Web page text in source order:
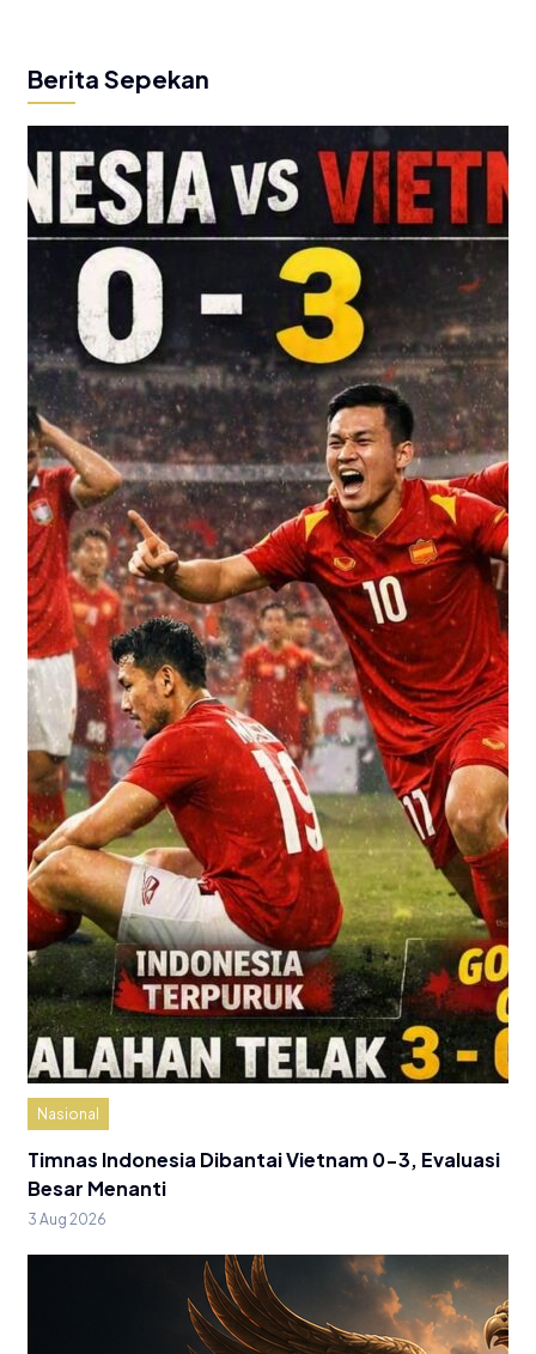
Berita Sepekan
Nasional
Timnas Indonesia Dibantai Vietnam 0-3, Evaluasi
Besar Menanti
3 Aug 2026